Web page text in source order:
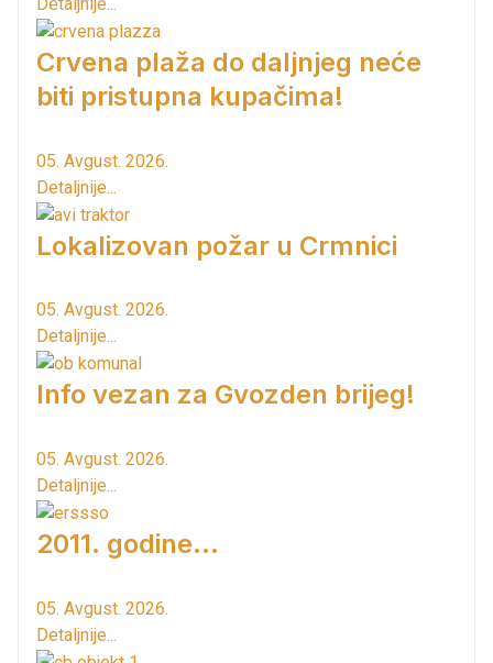
Crvena plaža do daljnjeg neće
biti pristupna kupačima!
05. Avgust. 2026.
Detaljnije...
Lokalizovan požar u Crmnici
05. Avgust. 2026.
Detaljnije...
Info vezan za Gvozden brijeg!
05. Avgust. 2026.
Detaljnije...
2011. godine...
05. Avgust. 2026.
Detaljnije...